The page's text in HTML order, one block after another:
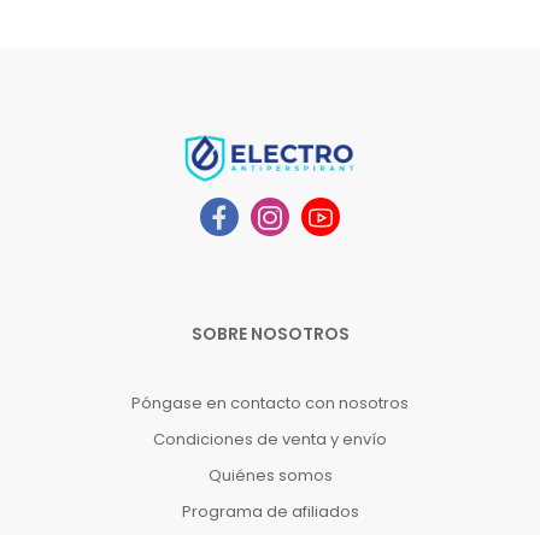
SOBRE NOSOTROS
Póngase en contacto con nosotros
Condiciones de venta y envío
Quiénes somos
Programa de afiliados